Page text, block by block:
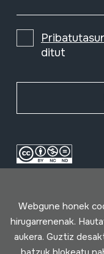
ditut
Webgune honek
hirugarrenenak.
aukera. Guztiz